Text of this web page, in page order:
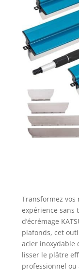
Transformez
expérience sans
d’écrémage
plafonds, cet
acier inoxydable
lisser le plâtre
professionnel ou